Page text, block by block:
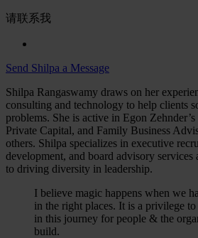
请联系我
Send Shilpa a Message
Shilpa Rangaswamy draws on her
consulting and technology to help clients
problems. She is active in Egon
Private Capital, and Family Business
others. Shilpa specializes in executive
development, and board advisory services
to driving diversity in leadership.
I believe magic happens when we
in the right places. It is a privilege
in this journey for people & the
build.